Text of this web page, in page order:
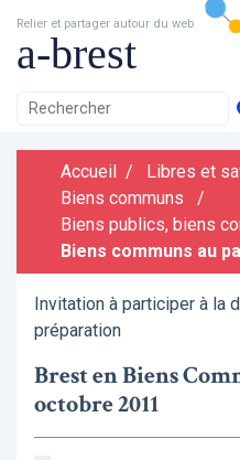
Relier et partager autour du web
a-brest
Accueil / Libres et
Biens communs
/
Biens publics, biens
Biens communs au
Invitation à participer à la
préparation
Brest en Biens
octobre 2011